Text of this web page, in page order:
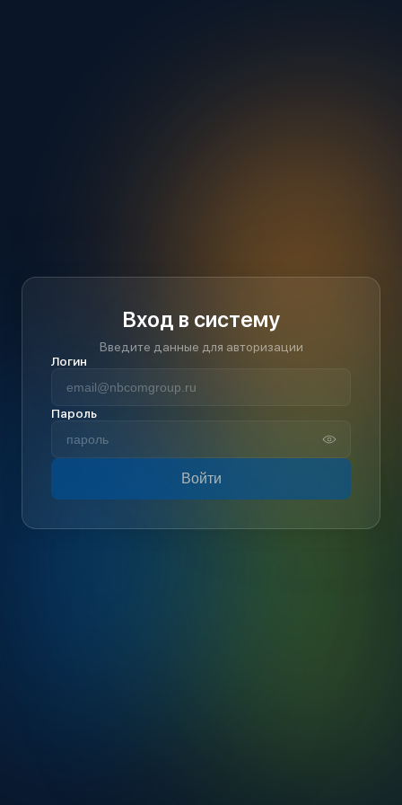
Вход в систему
Введите данные для авторизации
Логин
Пароль
Войти